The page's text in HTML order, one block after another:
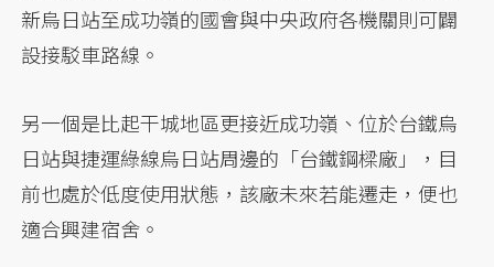
新烏日站至成功嶺的國會與中央政府各機關則可闢
設接駁車路線。
另一個是比起干城地區更接近成功嶺、位於台鐵烏
日站與捷運綠線烏日站周邊的「台鐵鋼樑廠」，目
前也處於低度使用狀態，該廠未來若能遷走，便也
適合興建宿舍。